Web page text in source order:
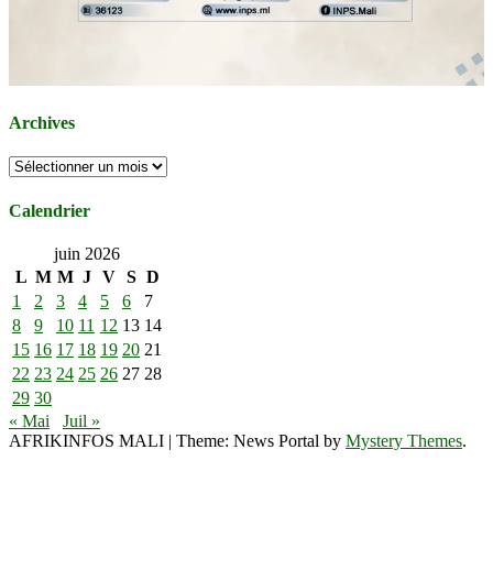
Archives
Archives
Calendrier
juin 2026
L M M J V S D
1
2 3 4 5 6
7
8
9 10 11 12 13 14
15 16 17 18 19 20 21
22 23 24 25 26 27 28
29 30
« Mai
Juil »
AFRIKINFOS MALI | Theme: News Portal by Mystery Themes.